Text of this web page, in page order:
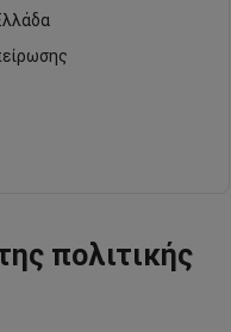
πολιτικής